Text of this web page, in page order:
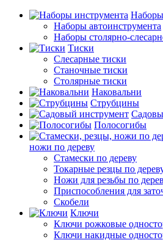
Наборы автоинструмента
Наборы столярно-
Тиски
Слесарные тиски
Станочные тиски
Столярные тиски
Наковальни
Струбцины
Полосогибы
ножи по дереву
Стамески по дереву
Токарные резцы по
Ножи для резьбы по
Приспособления для
Скобели
Ключи
Ключи рожковые
Ключи накидные